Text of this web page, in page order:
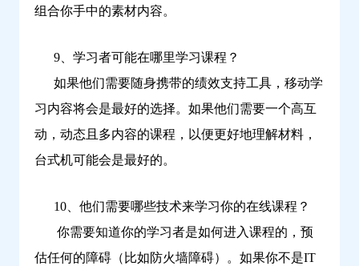
组合你手中的素材内容。
9、学习者可能在哪里学习课程？
如果他们需要随身携带的绩效支持工具，移动学
习内容将会是最好的选择。如果他们需要一个高互
动，动态且多内容的课程，以便更好地理解材料，
台式机可能会是最好的。
10、他们需要哪些技术来学习你的在线课程？
你需要知道你的学习者是如何进入课程的，预
估任何的障碍（比如防火墙障碍）。如果你不是IT